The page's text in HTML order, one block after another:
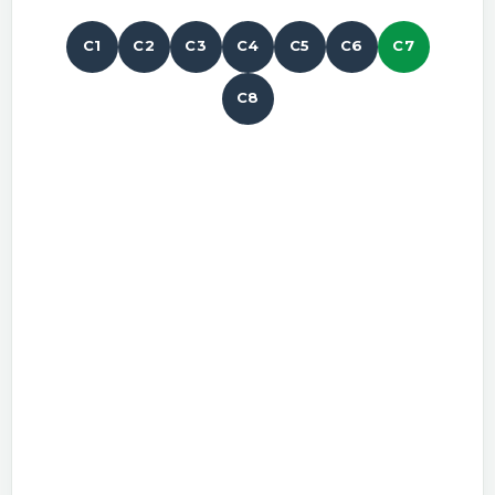
C1 C2 C3 C4 C5 C6 C7
C8